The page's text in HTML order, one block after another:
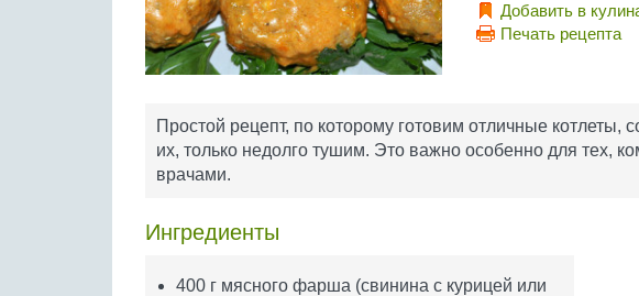
Добавить в
Печать рецепта
Простой рецепт, по которому готовим отличные
их, только недолго тушим. Это важно особенно для тех,
врачами.
Ингредиенты
400 г мясного фарша (свинина с курицей или